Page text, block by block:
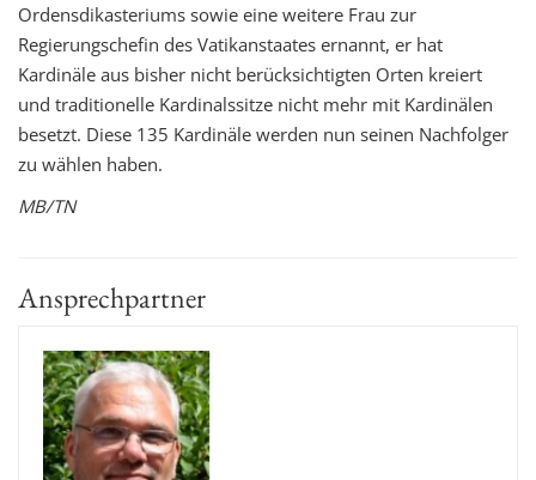
Ordensdikasteriums sowie eine weitere Frau zur
Regierungschefin des Vatikanstaates ernannt, er hat
Kardinäle aus bisher nicht berücksichtigten Orten kreiert
und traditionelle Kardinalssitze nicht mehr mit Kardinälen
besetzt. Diese 135 Kardinäle werden nun seinen Nachfolger
zu wählen haben.
MB/TN
Ansprechpartner